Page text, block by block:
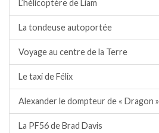
L’hélicoptère de Liam
La tondeuse autoportée
Voyage au centre de la Terre
Le taxi de Félix
Alexander le dompteur de « Dragon »
La PF56 de Brad Davis